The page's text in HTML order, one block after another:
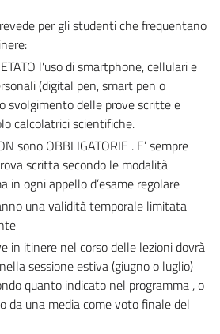
per gli studenti che frequentano
l'uso di smartphone, cellulari e
(digital pen, smart pen o
svolgimento delle prove scritte e
calcolatrici scientifiche.
sono OBBLIGATORIE . E’ sempre
scritta secondo le modalità
in ogni appello d’esame regolare
una validità temporale limitata
in itinere nel corso delle lezioni dovrà
sessione estiva (giugno o luglio)
quanto indicato nel programma , o
una media come voto finale del